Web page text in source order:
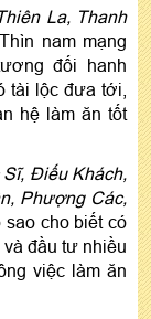
La, Thanh
nam mạng
đối hanh
tài lộc đưa tới,
hệ làm ăn tốt
Sĩ, Điếu Khách,
Phượng Các,
cho biết có
đầu tư nhiều
việc làm ăn